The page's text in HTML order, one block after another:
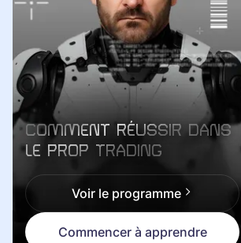
COMMENT RÉUSSIR DANS
LE PROP TRADING
Voir le programme
Commencer à apprendre